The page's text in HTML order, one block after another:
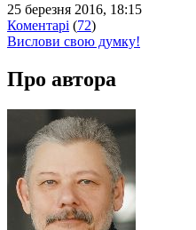
25 березня 2016, 18:15
Коментарі (72)
Вислови свою думку!
Про автора